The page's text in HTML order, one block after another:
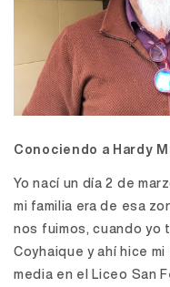
Conociendo a Hardy
Yo nací un día 2 de
mi familia era de esa
nos fuimos, cuando yo
Coyhaique y ahí hice
media en el Liceo San